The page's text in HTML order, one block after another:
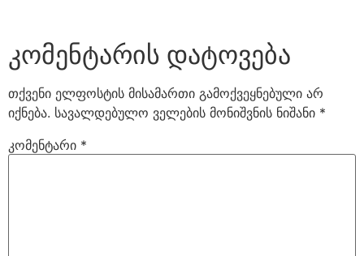
კომენტარის დატოვება
თქვენი ელფოსტის მისამართი გამოქვეყნებული არ
იქნება. სავალდებულო ველების მონიშვნის ნიშანი *
კომენტარი *